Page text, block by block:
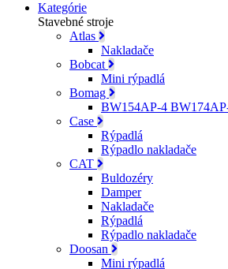
Kategórie
Stavebné stroje
Atlas
Nakladače
Bobcat
Mini rýpadlá
Bomag
BW154AP-4
Case
Rýpadlá
Rýpadlo nakladače
CAT
Buldozéry
Damper
Nakladače
Rýpadlá
Rýpadlo nakladače
Doosan
Mini rýpadlá